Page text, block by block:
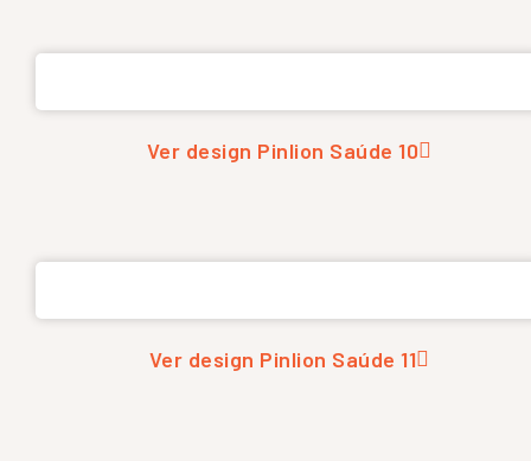
Ver design Pinlion Saúde 10
Ver design Pinlion Saúde 11